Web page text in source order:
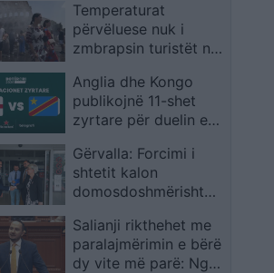
Temperaturat
përvëluese nuk i
zmbrapsin turistët në
Koloseu ndërsa ekipet
e ndihmës i freskojnë
me ujë
Anglia dhe Kongo
publikojnë 11-shet
zyrtare për duelin e
2026
Gërvalla: Forcimi i
shtetit kalon
domosdoshmërisht
drejtësi
Salianji rikthehet me
paralajmërimin e bërë
dy vite më parë: Nga